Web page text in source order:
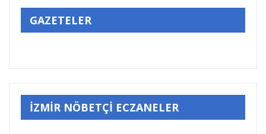
GAZETELER
İZMİR NÖBETÇİ ECZANELER